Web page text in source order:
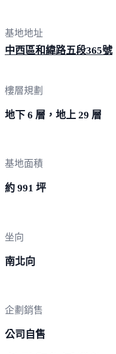
基地地址
中西區和緯路五段365號
樓層規劃
地下 6 層，地上 29 層
基地面積
約 991 坪
坐向
南北向
企劃銷售
公司自售